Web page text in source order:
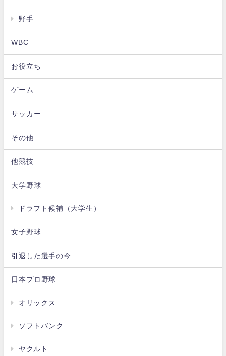
野手
WBC
お役立ち
ゲーム
サッカー
その他
他競技
大学野球
ドラフト候補（大学生）
女子野球
引退した選手の今
日本プロ野球
オリックス
ソフトバンク
ヤクルト